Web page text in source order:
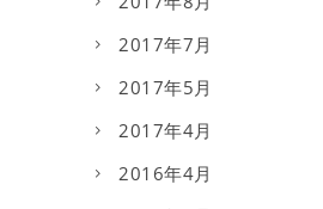
2017年7月
2017年5月
2017年4月
2016年4月